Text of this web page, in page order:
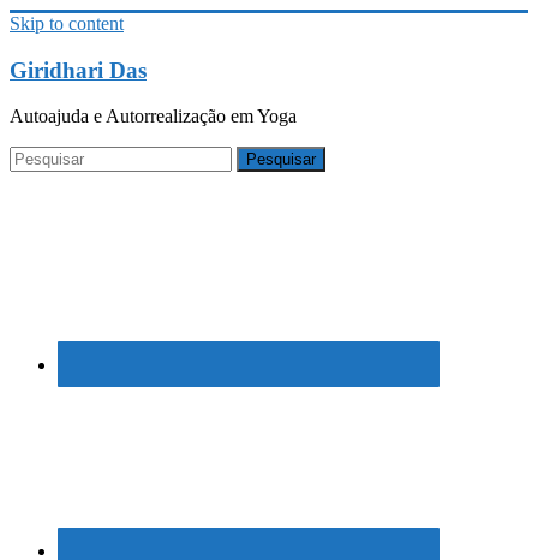
Skip to content
Giridhari Das
Autoajuda e Autorrealização em Yoga